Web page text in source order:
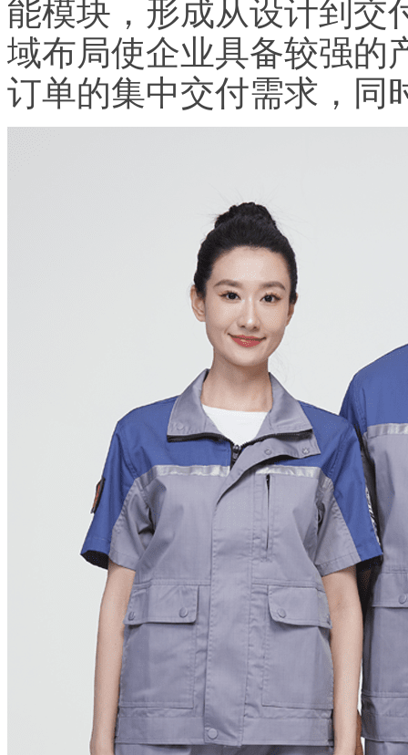
能模块，形成从设计到交
域布局使企业具备较强的
订单的集中交付需求，同